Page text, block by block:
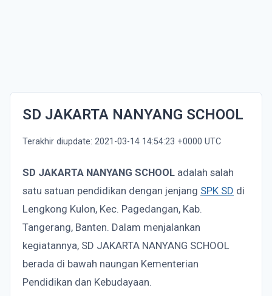
SD JAKARTA NANYANG SCHOOL
Terakhir diupdate: 2021-03-14 14:54:23 +0000 UTC
SD JAKARTA NANYANG SCHOOL adalah salah
satu satuan pendidikan dengan jenjang SPK SD di
Lengkong Kulon, Kec. Pagedangan, Kab.
Tangerang, Banten. Dalam menjalankan
kegiatannya, SD JAKARTA NANYANG SCHOOL
berada di bawah naungan Kementerian
Pendidikan dan Kebudayaan.